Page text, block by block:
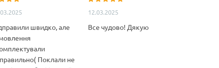
швидко, але
Поклали не
12.03.2025
Все чудово! Дякую